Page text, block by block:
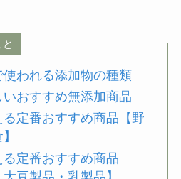
われる添加物の種類
いおすすめ無添加商品
定番おすすめ商品【野
定番おすすめ商品